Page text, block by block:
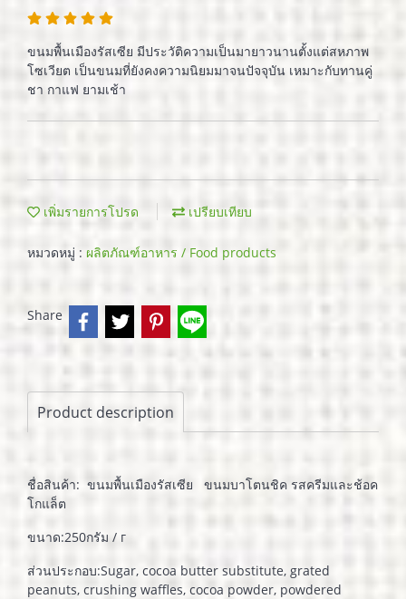
ขนมพื้นเมืองรัสเซีย มีประวัติความเป็นมายาวนานตั้งแต่สหภาพ
โซเวียต เป็นขนมที่ยังคงความนิยมมาจนปัจจุบัน เหมาะกับทานคู่
ชา กาแฟ ยามเช้า
เพิ่มรายการโปรด เปรียบเทียบ
หมวดหมู่ : ผลิตภัณฑ์อาหาร / Food products
Share
Product description
ชื่อสินค้า: ขนมพื้นเมืองรัสเซีย ขนมบาโตนชิค รสครีมและช้อค
โกแล็ต
ขนาด:250กรัม / г
ส่วนประกอบ:Sugar, cocoa butter substitute, grated
peanuts, crushing waffles, cocoa powder, powdered